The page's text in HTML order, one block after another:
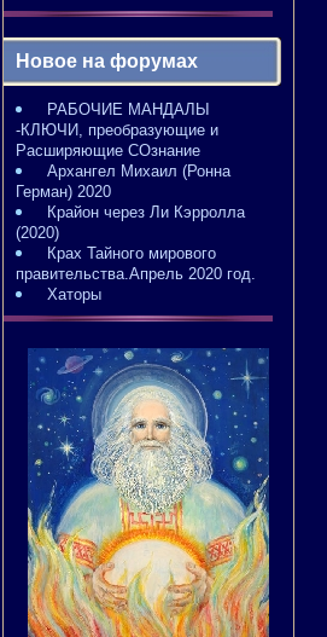
Новое на форумах
РАБОЧИЕ МАНДАЛЫ
-КЛЮЧИ, преобразующие и
Расширяющие СОзнание
Архангел Михаил (Ронна
Герман) 2020
Крайон через Ли Кэрролла
(2020)
Крах Тайного мирового
правительства.Апрель 2020 год.
Хаторы